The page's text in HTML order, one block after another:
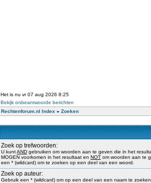
Het is nu vr 07 aug 2026 8:25
Bekijk onbeantwoorde berichten
Rechtenforum.nl Index » Zoeken
Zoek op trefwoorden:
U kuntAND gebruiken om woorden aan te geven die in het
MOGEN voorkomen in het resultaat en NOT om woorden aan te
een * (wildcard) om te zoeken op een deel van een woord.
Zoek op auteur:
Gebruik een * (wildcard) om op een deel van een naam te zoeken